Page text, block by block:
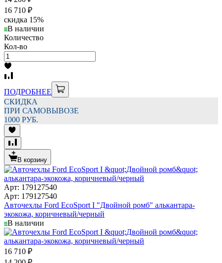
16 710 ₽
скидка 15%
В наличии
Количество
Кол-во
ПОДРОБНЕЕ
СКИДКА
ПРИ САМОВЫВОЗЕ
1000 РУБ.
В корзину
Арт: 179127540
Арт: 179127540
Авточехлы Ford EcoSport I "Двойной ромб" алькантара-
экокожа, коричневый/черный
В наличии
16 710 ₽